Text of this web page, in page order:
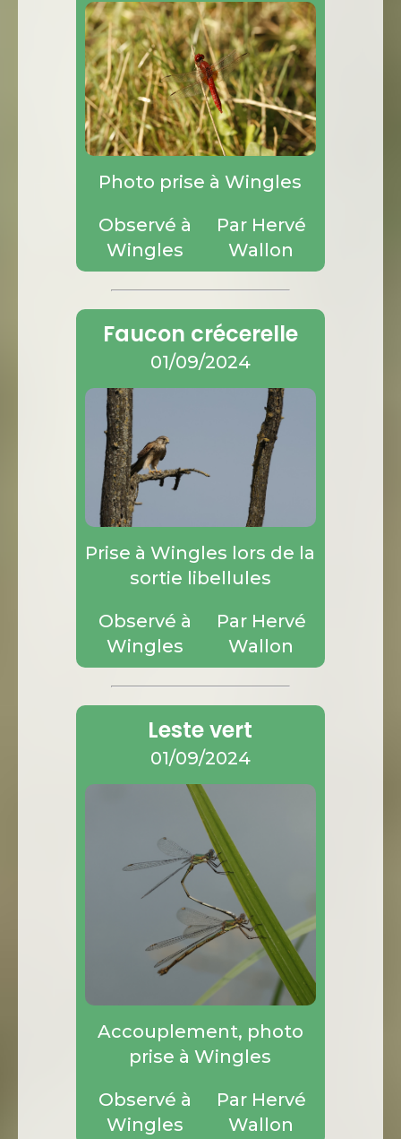
Photo prise à Wingles
Observé à
Wingles
Par Hervé
Wallon
Faucon crécerelle
01/09/2024
Prise à Wingles lors de la
sortie libellules
Observé à
Wingles
Par Hervé
Wallon
Leste vert
01/09/2024
Accouplement, photo
prise à Wingles
Observé à
Wingles
Par Hervé
Wallon